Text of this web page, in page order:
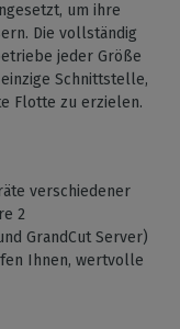
um ihre
Die vollständig
jeder Größe
Schnittstelle,
Flotte zu erzielen.
verschiedener
2
GrandCut Server)
Ihnen, wertvolle